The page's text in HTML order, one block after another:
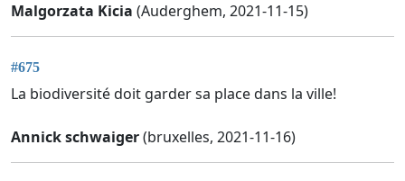
Malgorzata Kicia (Auderghem, 2021-11-15)
#675
La biodiversité doit garder sa place dans la ville!
Annick schwaiger(bruxelles, 2021-11-16)